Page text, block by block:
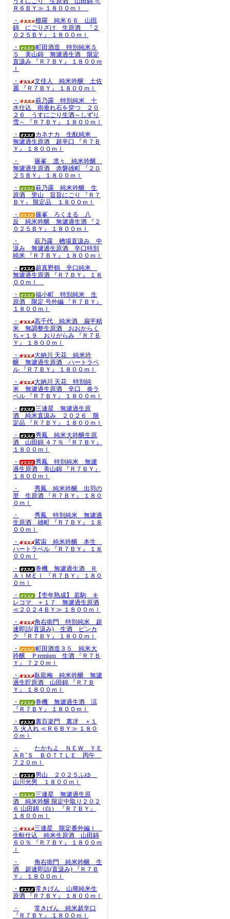
Ｒ６ＢＹ≫ １８００ｍｌ
・
櫛羅 純米６６ 山田
錦 にごりざけ 生原酒 『２
０２５ＢＹ』 １８００ｍｌ
・
町田酒造 特別純米５
５ 美山錦 無濾過生酒 限定
直汲み 『Ｒ７ＢＹ』 １８００ｍ
ｌ
・
文佳人 純米吟醸 土佐
麗 『Ｒ７ＢＹ』 １８００ｍｌ
・
萩乃露 特別純米 十
水仕込 雨垂れ石を穿つ ２０
２６ うすにごり生酒～しずり
雪～ 『Ｒ７ＢＹ』 １８００ｍｌ
・
カネナカ 生酛純米
無濾過生原酒 超辛口 『Ｒ７Ｂ
Ｙ』 １８００ｍｌ
・
篠峯 凛々 純米吟醸
無濾過生原酒 赤磐雄町 『２０
２５ＢＹ』 １８００ｍｌ
・
萩乃露 純米吟醸 生
原酒 里山 旨旨にごり 『Ｒ７
ＢＹ』 限定品 １８００ｍｌ
・
篠峯 ろくまる 八
反 純米吟醸 無濾過生酒 『２
０２５ＢＹ』 １８００ｍｌ
・
萩乃露 槽場直汲み 中
汲み 無濾過生原酒 辛口特別
純米 『Ｒ７ＢＹ』 １８００ｍｌ
・
超真野鶴 辛口純米
無濾過生原酒 『Ｒ７ＢＹ』 １８
００ｍｌ
・
福小町 特別純米 生
原酒 限定 号外編 『Ｒ７ＢＹ』
１８００ｍｌ
・
高千代 純米酒 扁平精
米 無調整生原酒 おおからく
ち＋１９ おりがらみ 『Ｒ７Ｂ
Ｙ』 １８００ｍｌ
・
大納川 天花 純米吟
醸 無濾過生原酒 ハートラベ
ル 『Ｒ７ＢＹ』 １８００ｍｌ
・
大納川 天花 特別純
米 無濾過生原酒 辛口 炎ラ
ベル 『Ｒ７ＢＹ』 １８００ｍｌ
・
三連星 無濾過生原
酒 純米直汲み ２０２６ 限
定品 『Ｒ７ＢＹ』 １８００ｍｌ
・
秀鳳 純米大吟醸生原
酒 山田錦 ４７％ 『Ｒ７ＢＹ』
１８００ｍｌ
・
秀鳳 特別純米 無濾
過生原酒 美山錦 『Ｒ７ＢＹ』
１８００ｍｌ
・
秀鳳 純米吟醸 出羽の
里 生原酒 『Ｒ７ＢＹ』 １８０
０ｍｌ
・
秀鳳 特別純米 無濾過
生原酒 雄町 『Ｒ７ＢＹ』 １８
００ｍｌ
・
紫宙 純米吟醸 本生
ハートラベル 『Ｒ７ＢＹ』 １８
００ｍｌ
・
巻機 無濾過生酒 Ｒ
ＡＩＭＥＩ 『Ｒ７ＢＹ』 １８０
０ｍｌ
・
【壱年熟成】 若駒 キ
レコマ ＋１７ 無濾過生原酒
≪２０２４ＢＹ≫ １８００ｍｌ
・
角右衛門 特別純米 超
速即詰(直汲み) 生酒 ピンカ
ク 『Ｒ７ＢＹ』 １８００ｍｌ
・
町田酒造３５ 純米大
吟醸 Ｐremium 生酒 『Ｒ７Ｂ
Ｙ』 ７２０ｍｌ
・
臥龍梅 純米吟醸 無濾
過生貯原酒 山田錦 『Ｒ７Ｂ
Ｙ』 １８００ｍｌ
・
巻機 無濾過生酒 涼
『Ｒ７ＢＹ』 １８００ｍｌ
・
裏百楽門 裏冴 ＋１
５ 火入れ ≪Ｒ６ＢＹ≫ １８０
０ｍｌ
・
たかちよ ＮＥＷ ＹＥ
ＡＲ’Ｓ ＢＯＴＴＬＥ 丙午
７２０ｍｌ
・
男山 ２０２５ふゆ
山川光男 １８００ｍｌ
・
三連星 無濾過生原
酒 純米吟醸 限定中取り２０２
６ 山田錦（白） 『Ｒ７ＢＹ』
１８００ｍｌ
・
三連星 限定番外編Ⅰ
生酛仕込 純米生原酒 山田錦
６０％ 『Ｒ７ＢＹ』 １８００ｍ
ｌ
・
角右衛門 純米吟醸 生
酒 超速即詰(直汲み) 『Ｒ７Ｂ
Ｙ』 １８００ｍｌ
・
常きげん 山廃純米生
原酒 『Ｒ７ＢＹ』 １８００ｍｌ
・
常きげん 純米超辛口
『Ｒ７ＢＹ』 １８００ｍｌ